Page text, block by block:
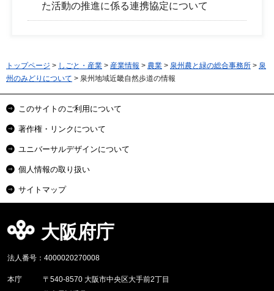
た活動の推進に係る連携協定について
トップページ > しごと・産業 > 産業情報 > 農業 > 泉州農と緑の総合事務所 > 泉
州のみどりについて > 泉州地域近畿自然歩道の情報
このサイトのご利用について
著作権・リンクについて
ユニバーサルデザインについて
個人情報の取り扱い
サイトマップ
大阪府庁
法人番号：4000020270008
本庁
〒540-8570 大阪市中央区大手前2丁目